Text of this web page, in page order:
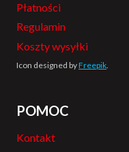
Płatności
Regulamin
Koszty wysyłki
Icon designed byFreepik.
POMOC
Kontakt